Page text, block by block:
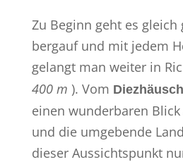
Zu Beginn geht es gleich
bergauf und mit jedem
gelangt man weiter in
400 m ). Vom
einen wunderbaren
und die umgebende
dieser Aussichtspunkt